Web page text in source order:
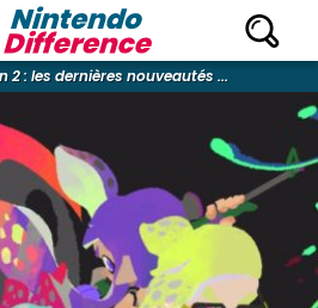
2 : les dernières nouveautés ...